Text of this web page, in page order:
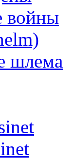
войны
шлема